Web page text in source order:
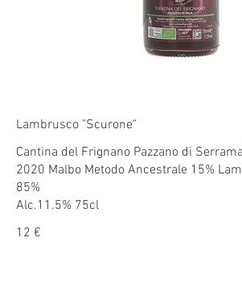
Lambrusco "Scurone"
Cantina del Frignano Pazzano di
2020 Malbo Metodo Ancestrale 15%
85%
Alc.11.5% 75cl
12 €